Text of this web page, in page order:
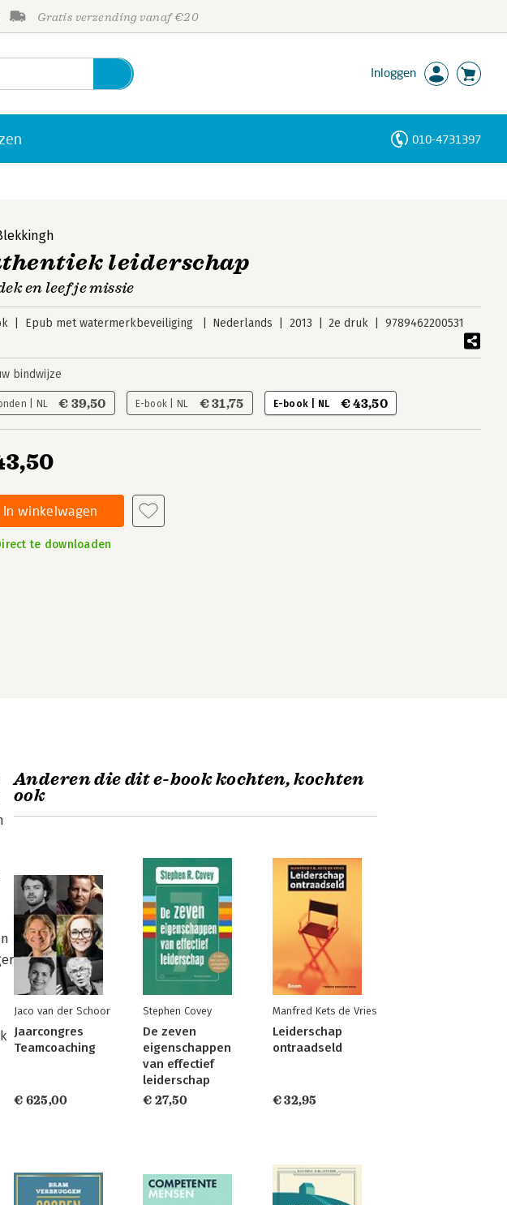
Gratis verzending vanaf €20
Inloggen
010-4731397
leiderschap
en leef je missie
Epub met watermerkbeveiliging Nederlands 2013 2e druk 9789462200531
bindwijze
| NL € 39,50 E-book | NL € 31,75 E-book | NL € 43,50
In winkelwagen
te downloaden
Anderen die dit e-book kochten, kochten
ook
Jaco van der Schoor
Jaarcongres
Teamcoaching
€ 625,00
Stephen Covey
De zeven
eigenschappen
van effectief
leiderschap
€ 27,50
Manfred Kets de Vries
Leiderschap
ontraadseld
€ 32,95
Personen